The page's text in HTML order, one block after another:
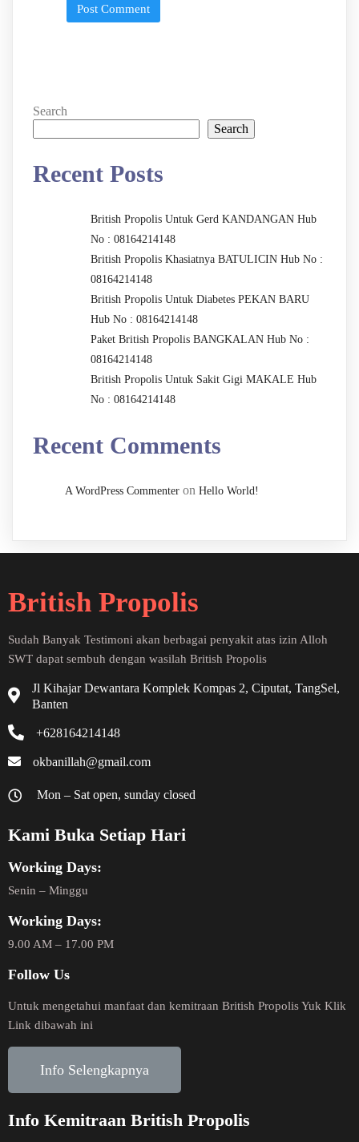
Search
Search
Recent Posts
British Propolis Untuk Gerd KANDANGAN Hub
No : 08164214148
British Propolis Khasiatnya BATULICIN Hub No :
08164214148
British Propolis Untuk Diabetes PEKAN BARU
Hub No : 08164214148
Paket British Propolis BANGKALAN Hub No :
08164214148
British Propolis Untuk Sakit Gigi MAKALE Hub
No : 08164214148
Recent Comments
A WordPress Commenter on Hello World!
British Propolis
Sudah Banyak Testimoni akan berbagai penyakit atas izin Alloh
SWT dapat sembuh dengan wasilah British Propolis
Jl Kihajar Dewantara Komplek Kompas 2, Ciputat, TangSel,
Banten
+628164214148
okbanillah@gmail.com
Mon – Sat open, sunday closed
Kami Buka Setiap Hari
Working Days:
Senin – Minggu
Working Days:
9.00 AM – 17.00 PM
Follow Us
Untuk mengetahui manfaat dan kemitraan British Propolis Yuk Klik
Link dibawah ini
Info Selengkapnya
Info Kemitraan British Propolis